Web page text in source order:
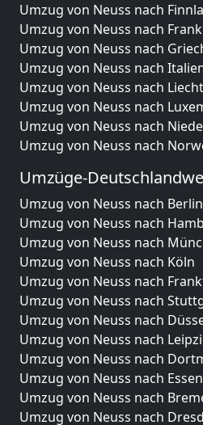
Umzug von Neuss nach
Umzug von Neuss nach
Umzug von Neuss nach
Umzug von Neuss nach
Umzug von Neuss nach
Umzug von Neuss nach
Umzug von Neuss nach
Umzug von Neuss nach
Umzüge-
Umzug von Neuss nach Berlin
Umzug von Neuss nach
Umzug von Neuss nach
Umzug von Neuss nach Köln
Umzug von Neuss nach
Umzug von Neuss nach
Umzug von Neuss nach
Umzug von Neuss nach
Umzug von Neuss nach
Umzug von Neuss nach Essen
Umzug von Neuss nach
Umzug von Neuss nach